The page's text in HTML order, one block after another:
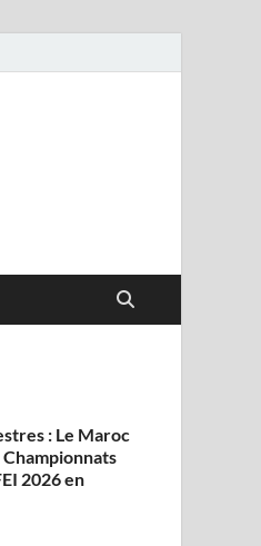
: Le Maroc
2026 en